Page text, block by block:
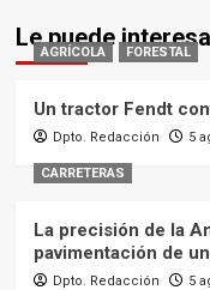
Le puede
AGRÍCOLA FORESTAL
Un tractor Fendt
Dpto. Redacción 5
CARRETERAS
La precisión de la
pavimentación de
Dpto. Redacción 5